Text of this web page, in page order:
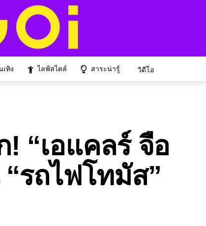
เทิง ไลฟ์สไตล์ สาระน่ารู้ วิดีโอ
“เอแคลร์ จือ
รถไฟโทมัส”